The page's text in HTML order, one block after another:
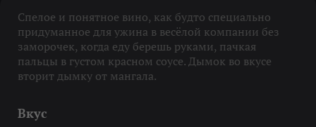
Спелое и понятное вино, как будто специально
придуманное для ужина в весёлой компании без
заморочек, когда еду берешь руками, пачкая
пальцы в густом красном соусе. Дымок во вкусе
вторит дымку от мангала.
Вкус